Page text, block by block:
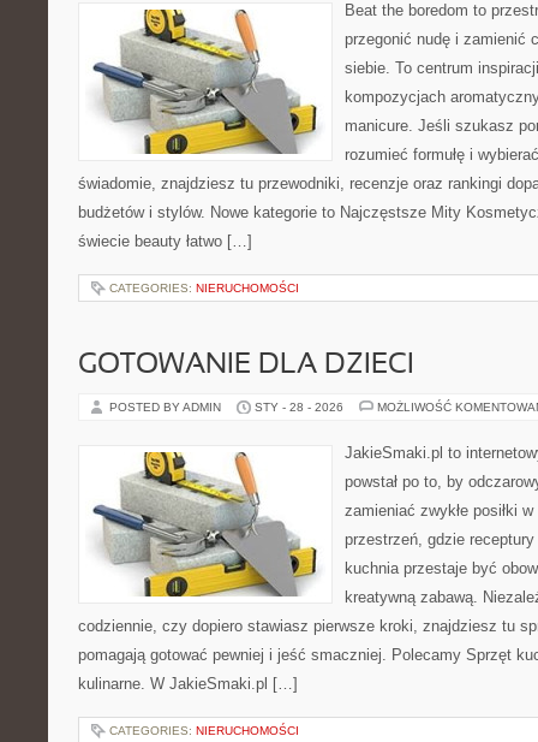
Beat the boredom to
przegonić nudę i zamienić
siebie. To centrum
kompozycjach
manicure. Jeśli szukasz
rozumieć formułę i
świadomie, znajdziesz tu przewodniki, recenzje oraz rankingi
budżetów i stylów. Nowe kategorie to Najczęstsze Mity
świecie beauty łatwo […]
CATEGORIES: NIERUCHOMOŚCI
GOTOWANIE DLA DZIECI
POSTED BY ADMIN STY - 28 - 2026 MOŻLIWOŚĆ
JakieSmaki.pl to
powstał po to, by
zamieniać zwykłe posiłki
przestrzeń, gdzie
kuchnia przestaje być
kreatywną zabawą.
codziennie, czy dopiero stawiasz pierwsze kroki, znajdziesz tu
pomagają gotować pewniej i jeść smaczniej. Polecamy Sprzęt
kulinarne. W JakieSmaki.pl […]
CATEGORIES: NIERUCHOMOŚCI